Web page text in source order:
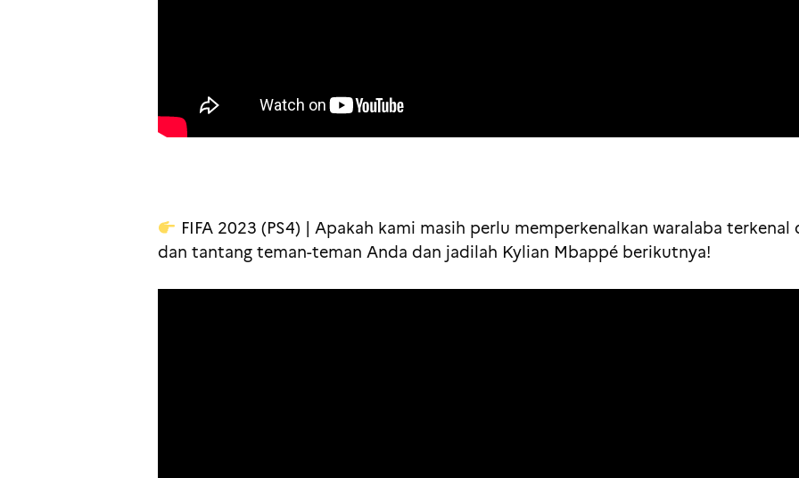
FIFA 2023 (PS4) | Apakah kami masih perlu memperkenalkan waralaba
dan tantang teman-teman Anda dan jadilah Kylian Mbappé berikutnya!